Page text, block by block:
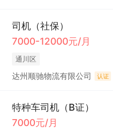
司机（社保）
7000-12000元/月
通川区
达州顺驰物流有限公司 认证
特种车司机（B证）
7000元/月